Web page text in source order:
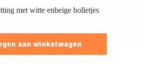
met witte enbeige bolletjes
aan winkelwagen